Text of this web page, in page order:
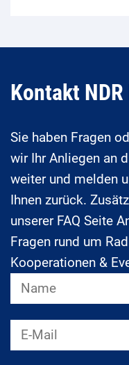
Kontakt
Sie haben Fragen
wir Ihr Anliegen an
weiter und melden
Ihnen zurück.
unserer FAQ Seite
Fragen rund um
Kooperationen &